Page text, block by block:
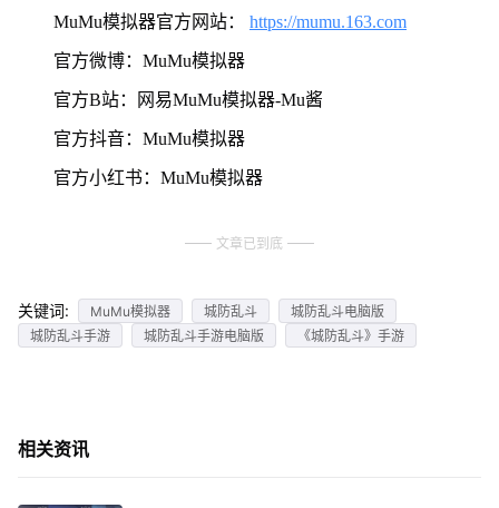
MuMu模拟器官方网站： https://mumu.163.com
官方微博：MuMu模拟器
官方B站：网易MuMu模拟器-Mu酱
官方抖音：MuMu模拟器
官方小红书：MuMu模拟器
文章已到底
关键词: MuMu模拟器 城防乱斗
城防乱斗电脑版
城防乱斗手游
城防乱斗手游电脑版 《城防乱斗》手游
相关资讯